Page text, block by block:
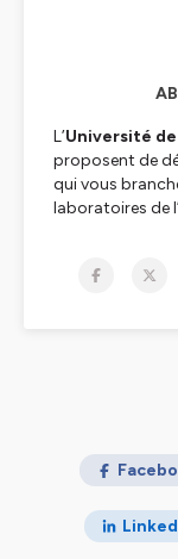
L’Université
proposent de
qui vous
laboratoires de
tous les jeudis